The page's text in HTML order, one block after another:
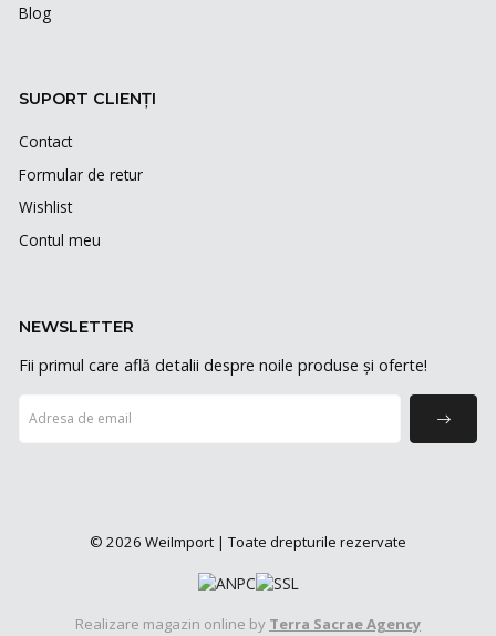
Blog
SUPORT CLIENȚI
Contact
Formular de retur
Wishlist
Contul meu
NEWSLETTER
Fii primul care află detalii despre noile produse și oferte!
© 2026 WeiImport | Toate drepturile rezervate
Realizare magazin online by Terra Sacrae Agency